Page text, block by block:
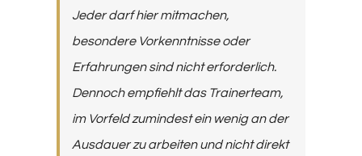
Jeder darf hier mitmachen,
besondere Vorkenntnisse oder
Erfahrungen sind nicht erforderlich.
Dennoch empfiehlt das Trainerteam,
im Vorfeld zumindest ein wenig an der
Ausdauer zu arbeiten und nicht direkt